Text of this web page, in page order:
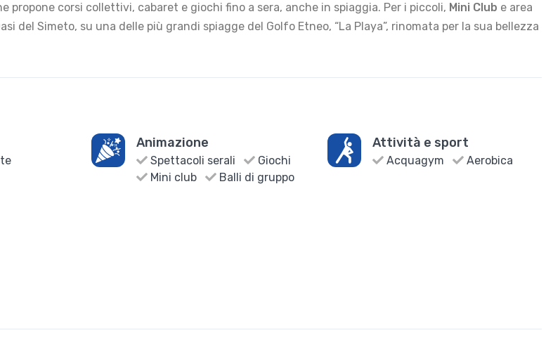
propone corsi collettivi, cabaret e giochi fino a sera, anche in spiaggia. Per i piccoli, Mini Club e area
del Simeto, su una delle più grandi spiagge del Golfo Etneo, “La Playa”, rinomata per la sua bellezza
Animazione
Spettacoli serali
Giochi
Mini club
Balli di gruppo
Attività e sport
Acquagym Aerobica